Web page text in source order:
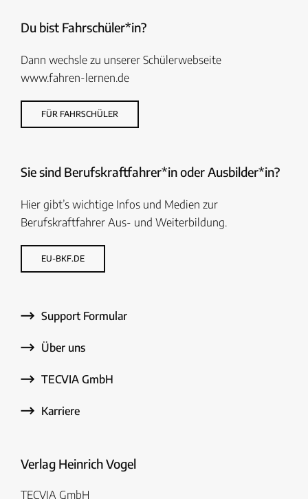
Du bist Fahrschüler*in?
Dann wechsle zu unserer Schülerwebseite
www.fahren-lernen.de
FÜR FAHRSCHÜLER
Sie sind Berufskraftfahrer*in oder Ausbilder*in?
Hier gibt’s wichtige Infos und Medien zur
Berufskraftfahrer Aus- und Weiterbildung.
EU-BKF.DE
Support Formular
Über uns
TECVIA GmbH
Karriere
Verlag Heinrich Vogel
TECVIA GmbH